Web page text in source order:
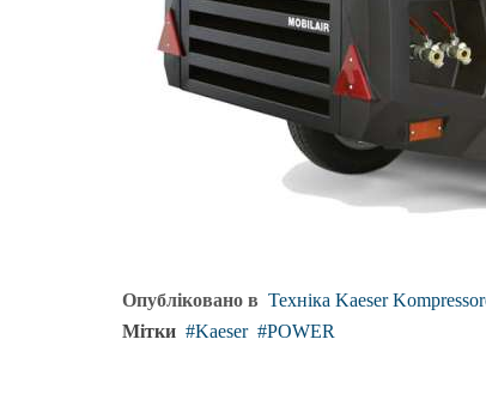
Опубліковано в Техніка Kaeser
Мітки
Kaeser POWER